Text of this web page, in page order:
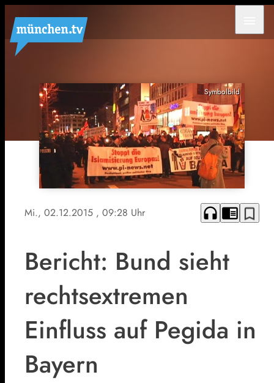
Symbolbild
Mi., 02.12.2015 , 09:28 Uhr headphones chrome_reader_mode bookmark_border
Bericht: Bund sieht
rechtsextremen
Einfluss auf Pegida in
Bayern